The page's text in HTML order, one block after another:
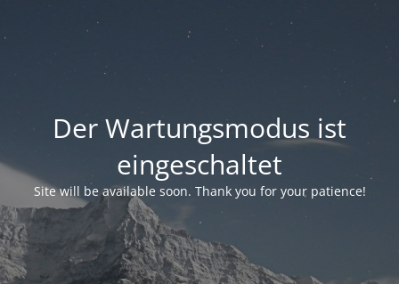
Der Wartungsmodus ist
eingeschaltet
Site will be available soon. Thank you for your patience!